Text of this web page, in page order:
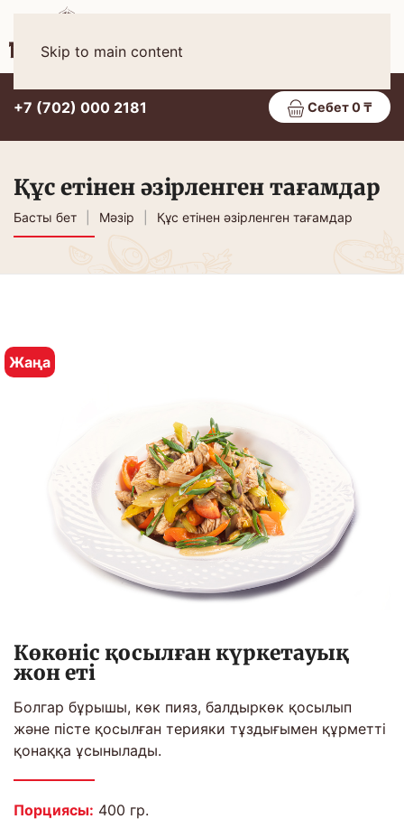
Skip to main content
+7 (702) 000 2181 Себет 0 ₸
Құс етінен әзірленген тағамдар
Басты бет Мәзір Құс етінен әзірленген тағамдар
Жаңа
Көкөніс қосылған күркетауық
жон еті
Болгар бұрышы, көк пияз, балдыркөк қосылып
және пісте қосылған терияки тұздығымен құрметті
қонаққа ұсынылады.
Порциясы: 400 гр.